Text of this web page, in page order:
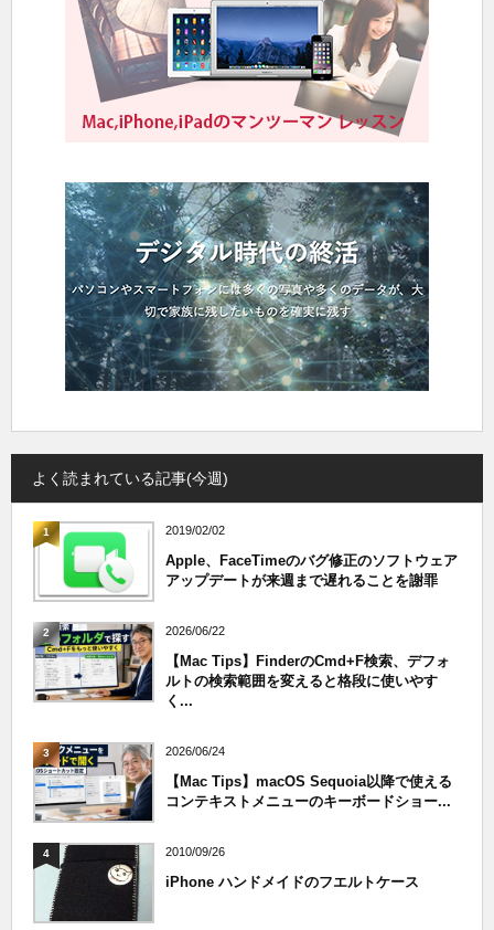
よく読まれている記事(今週)
1 2019/02/02
Apple、FaceTimeのバグ修正のソフトウェア
アップデートが来週まで遅れることを謝罪
2 2026/06/22
【Mac Tips】FinderのCmd+F検索、デフォ
ルトの検索範囲を変えると格段に使いやす
く...
3 2026/06/24
【Mac Tips】macOS Sequoia以降で使える
コンテキストメニューのキーボードショー...
4 2010/09/26
iPhone ハンドメイドのフエルトケース